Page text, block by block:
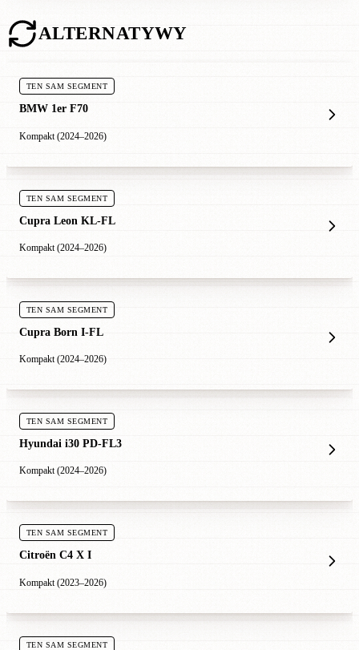
ALTERNATYWY
TEN SAM SEGMENT
BMW 1er F70
Kompakt (2024–2026)
TEN SAM SEGMENT
Cupra Leon KL-FL
Kompakt (2024–2026)
TEN SAM SEGMENT
Cupra Born I-FL
Kompakt (2024–2026)
TEN SAM SEGMENT
Hyundai i30 PD-FL3
Kompakt (2024–2026)
TEN SAM SEGMENT
Citroën C4 X I
Kompakt (2023–2026)
TEN SAM SEGMENT